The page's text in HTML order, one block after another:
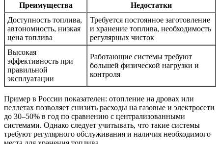
Преимущества
Недостатки
Доступность топлива,
автономность, низкая
цена топлива
Требуется постоянное заготовление
и хранение топлива, необходимость
регулярных чисток
Высокая
эффективность при
правильной
эксплуатации
Работающие системы требуют
большей физической нагрузки и
контроля
Пример в России показателен: отопление на дровах или
пеллетах позволяет снизить расходы на газовые и электросети
до 30–50% в год по сравнению с централизованными
системами. Однако следует учитывать, что такие системы
требуют регулярного обслуживания и наличия необходимого